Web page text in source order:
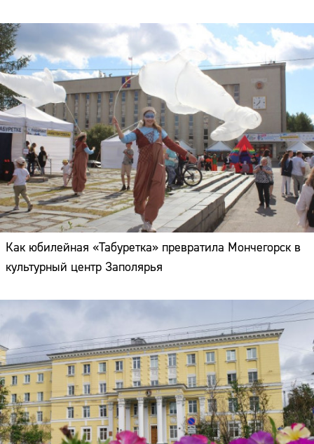
Как юбилейная «Табуретка» превратила Мончегорск в
культурный центр Заполярья